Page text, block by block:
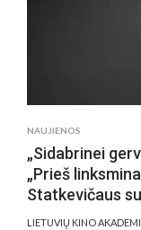
NAUJIENOS
„Sidabrinei
„Prieš
Statkevičaus
LIETUVIŲ KINO